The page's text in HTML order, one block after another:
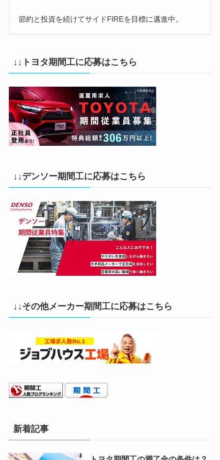
節約と投資を続けてサイドFIREを目標に邁進中。
↓↓トヨタ期間工に応募はこちら
↓↓デンソー期間工に応募はこちら
↓↓その他メーカー期間工に応募はこちら
新着記事